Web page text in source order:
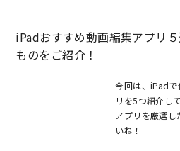
iPadおすすめ動画編集アプリ
ものをご紹介！
今回は、iPad
リを5つ紹介し
アプリを厳選し
いね！